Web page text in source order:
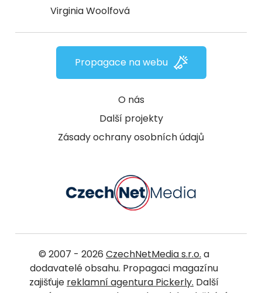
Virginia Woolfová
O nás
Další projekty
Zásady ochrany osobních údajů
Propagace na webu
© 2007 - 2026 CzechNetMedia s.r.o. a
dodavatelé obsahu. Propagaci magazínu
zajišťuje reklamní agentura Pickerly. Další